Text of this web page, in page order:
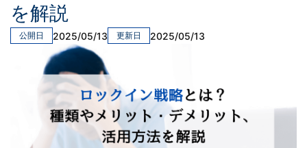
を解説
公開日 2025/05/13 更新日 2025/05/13